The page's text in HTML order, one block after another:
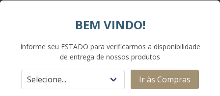
aumento do estado de vigília sem os efeitos colaterais típicos
BEM VINDO!
Informe seu ESTADO para verificarmos a disponibilidade
de entrega de nossos produtos
Ir às Compras